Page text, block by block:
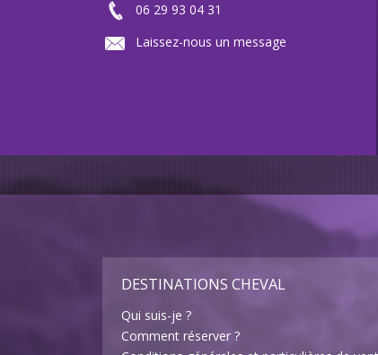
06 29 93 04 31
Laissez-nous un message
DESTINATIONS CHEVAL
Qui suis-je ?
Comment réserver ?